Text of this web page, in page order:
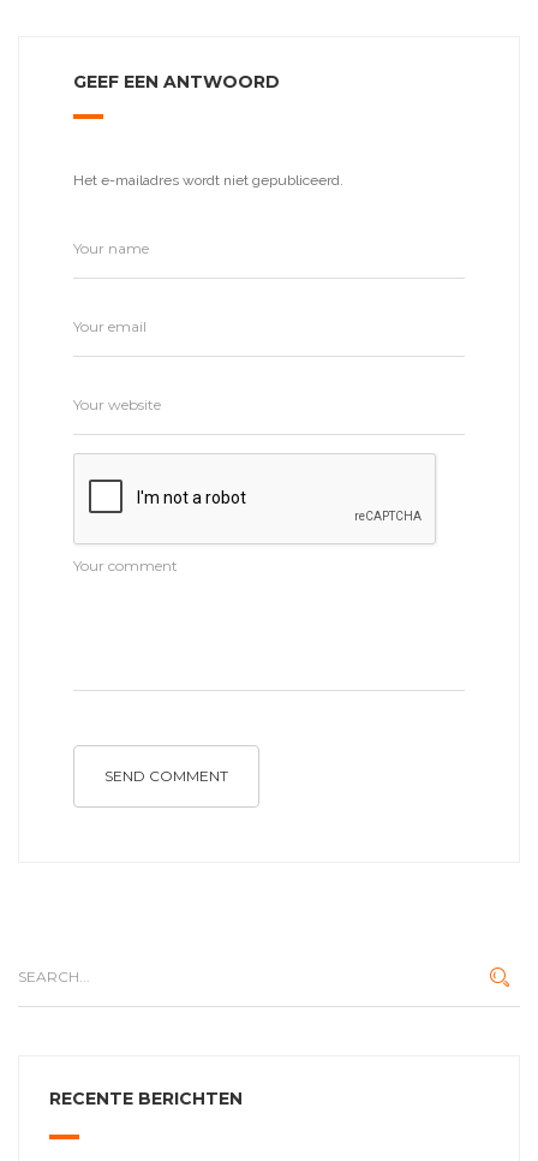
GEEF EEN ANTWOORD
Het e-mailadres wordt niet gepubliceerd.
SEND COMMENT
RECENTE BERICHTEN